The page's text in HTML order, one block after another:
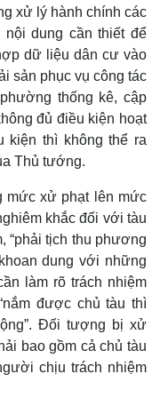
xử lý hành chính các
nội dung cần thiết để
dữ liệu dân cư vào
sản phục vụ công tác
thống kê, cập
đủ điều kiện hoạt
kiện thì không thể ra
Thủ tướng.
mức xử phạt lên mức
khắc đối với tàu
“phải tịch thu phương
dung với những
làm rõ trách nhiệm
được chủ tàu thì
Đối tượng bị xử
bao gồm cả chủ tàu
chịu trách nhiệm